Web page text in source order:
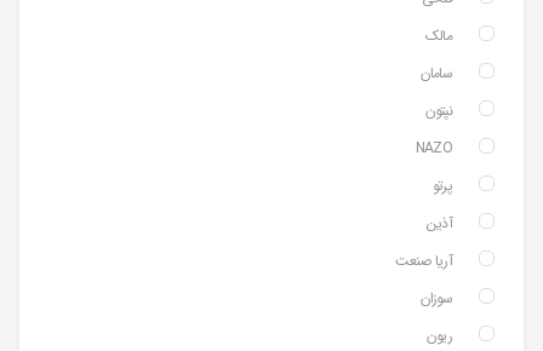
مالک
سامان
نپتون
NAZO
پرتو
آذین
آریا صنعت
سوزان
ریون